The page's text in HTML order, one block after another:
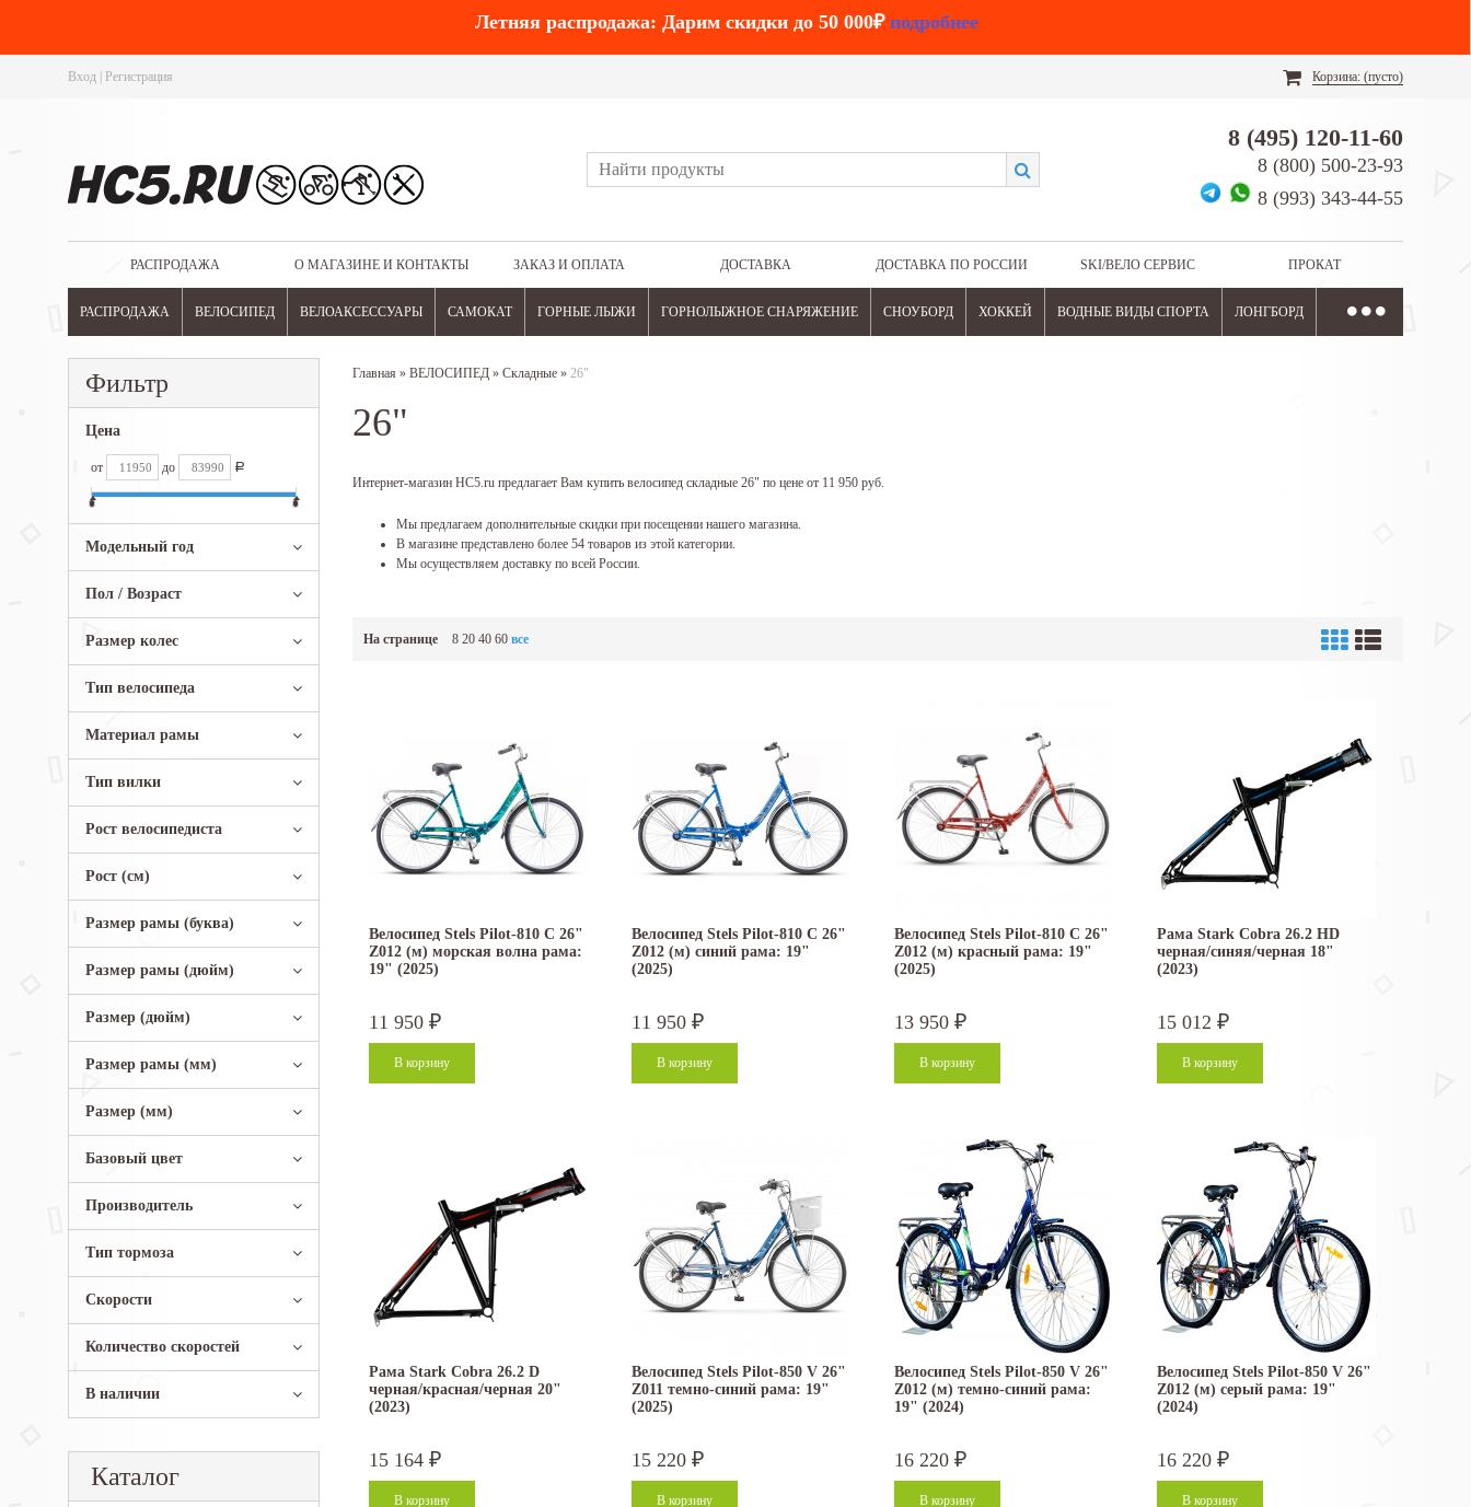
Летняя распродажа: Дарим скидки до 50 000₽ подробнее
Вход Регистрация Корзина: (пусто)
8 (495) 120-11-60
8 (800) 500-23-93
8 (993) 343-44-55
РАСПРОДАЖА О МАГАЗИНЕ И КОНТАКТЫ ЗАКАЗ И ОПЛАТА ДОСТАВКА ДОСТАВКА ПО РОССИИ SKI/ВЕЛО СЕРВИС ПРОКАТ
РАСПРОДАЖА ВЕЛОСИПЕД ВЕЛОАКСЕССУАРЫ САМОКАТ ГОРНЫЕ ЛЫЖИ ГОРНОЛЫЖНОЕ СНАРЯЖЕНИЕ СНОУБОРД ХОККЕЙ ВОДНЫЕ ВИДЫ СПОРТА ЛОНГБОРД
Фильтр
Цена
от до Р
Модельный год
Пол / Возраст
Размер колес
Тип велосипеда
Материал рамы
Тип вилки
Рост велосипедиста
Рост (см)
Размер рамы (буква)
Размер рамы (дюйм)
Размер (дюйм)
Размер рамы (мм)
Размер (мм)
Базовый цвет
Производитель
Тип тормоза
Скорости
Количество скоростей
В наличии
Каталог
Главная » ВЕЛОСИПЕД » Складные » 26"
26"
Интернет-магазин HC5.ru предлагает Вам купить велосипед складные 26" по цене от 11 950 руб.
Мы предлагаем дополнительные скидки при посещении нашего магазина.
В магазине представлено более 54 товаров из этой категории.
Мы осуществляем доставку по всей России.
На странице 8 20 40 60 все
Велосипед Stels Pilot-810 C 26"
Z012 (м) морская волна рама:
19" (2025)
11 950 ₽
Велосипед Stels Pilot-810 C 26"
Z012 (м) синий рама: 19"
(2025)
11 950 ₽
Велосипед Stels Pilot-810 C 26"
Z012 (м) красный рама: 19"
(2025)
13 950 ₽
Рама Stark Cobra 26.2 HD
черная/синяя/черная 18"
(2023)
15 012 ₽
Рама Stark Cobra 26.2 D
черная/красная/черная 20"
(2023)
15 164 ₽
Велосипед Stels Pilot-850 V 26"
Z011 темно-синий рама: 19"
(2025)
15 220 ₽
Велосипед Stels Pilot-850 V 26"
Z012 (м) темно-синий рама:
19" (2024)
16 220 ₽
Велосипед Stels Pilot-850 V 26"
Z012 (м) серый рама: 19"
(2024)
16 220 ₽